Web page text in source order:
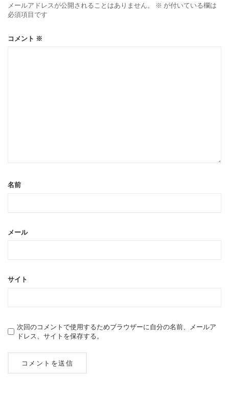
メールアドレスが公開されることはありません。 ※ が付いている欄は
必須項目です
コメント ※
名前
メール
サイト
次回のコメントで使用するためブラウザーに自分の名前、メールア
ドレス、サイトを保存する。